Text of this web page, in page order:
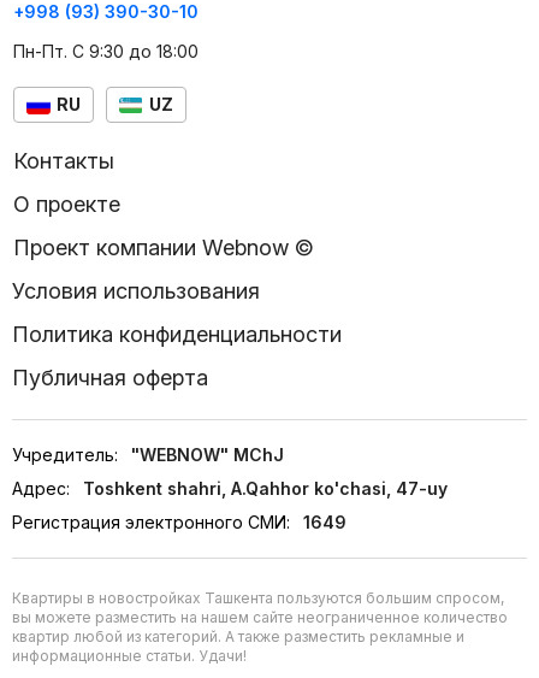
+998 (93) 390-30-10
Пн-Пт. С 9:30 до 18:00
RU UZ
Контакты
О проекте
Проект компании Webnow ©
Условия использования
Политика конфиденциальности
Публичная оферта
Учредитель:
"WEBNOW" MChJ
Адрес:
Toshkent shahri, A.Qahhor ko'chasi, 47-uy
Регистрация электронного СМИ:
1649
Квартиры в новостройках Ташкента пользуются большим спросом,
вы можете разместить на нашем сайте неограниченное количество
квартир любой из категорий. А также разместить рекламные и
информационные статьи. Удачи!